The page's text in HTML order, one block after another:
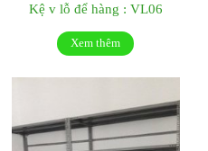
Kệ v lỗ để hàng : VL06
Xem thêm